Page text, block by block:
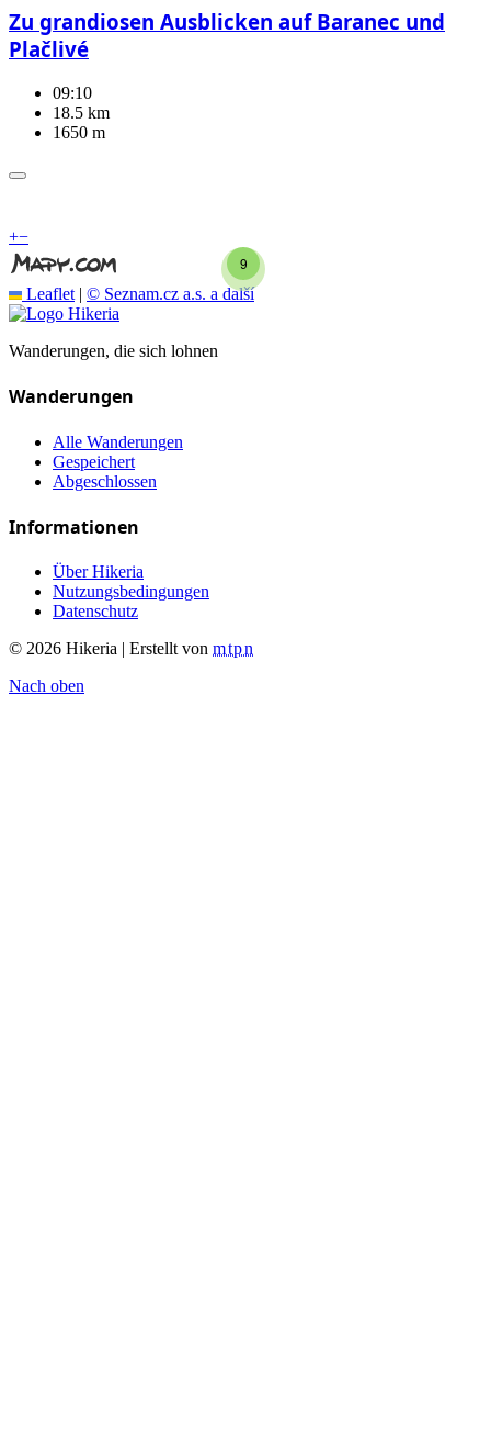
Zu grandiosen Ausblicken auf Baranec und
Plačlivé
09:10
18.5 km
1650 m
9
+−
Leaflet | © Seznam.cz a.s. a další
Hikeria
Wanderungen, die sich lohnen
Wanderungen
Alle Wanderungen
Gespeichert
Abgeschlossen
Informationen
Über Hikeria
Nutzungsbedingungen
Datenschutz
© 2026 Hikeria | Erstellt von mtpn
Nach oben